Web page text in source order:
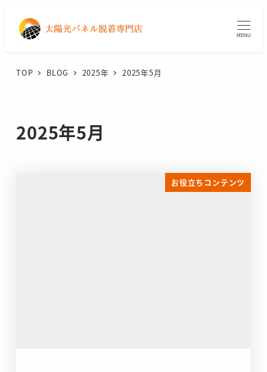
MENU
TOP BLOG 2025年 2025年5月
2025年5月
お役立ちコンテンツ